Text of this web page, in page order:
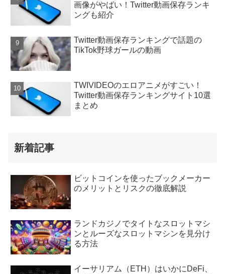
画像がやばい！Twitter動画保存ランキ
ングも紹介
Twitter動画保存ランキングで話題の
TikTok野球ガールの動画
TWIVIDEOのエロアニメがすごい！
Twitter動画保存ランキングサイト10選
まとめ
新着記事
ビットコインを使ったブックメーカー
のメリットとリスクの徹底解説
ランドカジノでタイトなスロットマシ
ンとルーズなスロットマシンを見分け
る方法
イーサリアム（ETH）はいかにDeFi、